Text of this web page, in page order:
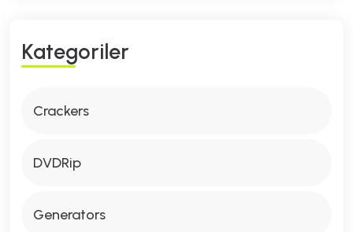
KATEGORILER
Crackers
DVDRip
Generators